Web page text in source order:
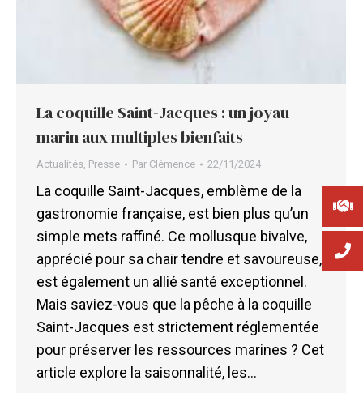
La coquille Saint-Jacques : un joyau
marin aux multiples bienfaits
Actualités, Presse Par Clémence 22/11/2024
La coquille Saint-Jacques, emblème de la
gastronomie française, est bien plus qu’un
simple mets raffiné. Ce mollusque bivalve,
apprécié pour sa chair tendre et savoureuse,
est également un allié santé exceptionnel.
Mais saviez-vous que la pêche à la coquille
Saint-Jacques est strictement réglementée
pour préserver les ressources marines ? Cet
article explore la saisonnalité, les…